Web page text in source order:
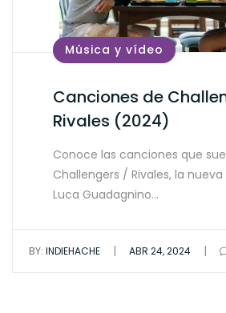
Música y vídeo
Canciones de
Rivales (2024)
Conoce las canciones que
Challengers / Rivales, la
Luca Guadagnino…
BY: INDIEHACHE | ABR 24, 2024 |